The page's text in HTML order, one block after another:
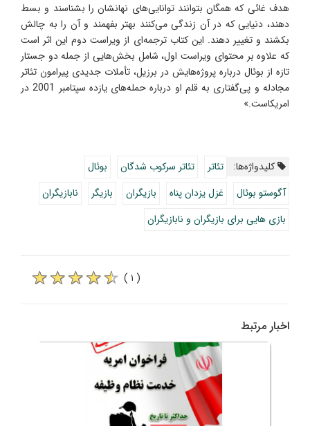
هدف غائی که همگان بتوانند توانایی‌های نهانشان را بشناسند و بسط
دهند، دنیایی که در آن زندگی می‌کنند بهتر بفهمند و آن را به چالش
بکشند و تغییر دهند. این کتاب ترجمه‌ای از ویراست دوم این اثر است
که علاوه بر محتوای ویراست اول، شامل بخش‌هایی از جمله دو جستار
تازه از بوئال درباره پروژه‌هایش در برزیل، تأملات جدیدی پیرامون تئاتر
مجادله و پی‌گفتاری به قلم او درباره حمله‌های یازده سپتامبر 2001 در
امریکاست.»
کلیدواژه‌ها: تئاتر تئاتر سرکوب شدگان
بوئال
آگوستو بوئال
غزل یزدان پناه بازیگران بازیگر
نابازیگران
بازی هایی برای بازیگران و نابازیگران
( ۱ )
اخبار مرتبط